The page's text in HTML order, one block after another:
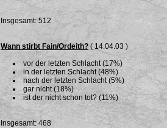
Insgesamt: 512
Wann stirbt Fain/Ordeith? ( 14.04.03 )
vor der letzten Schlacht (17%)
in der letzten Schlacht (48%)
nach der letzten Schlacht (5%)
gar nicht (18%)
ist der nicht schon tot? (11%)
Insgesamt: 468